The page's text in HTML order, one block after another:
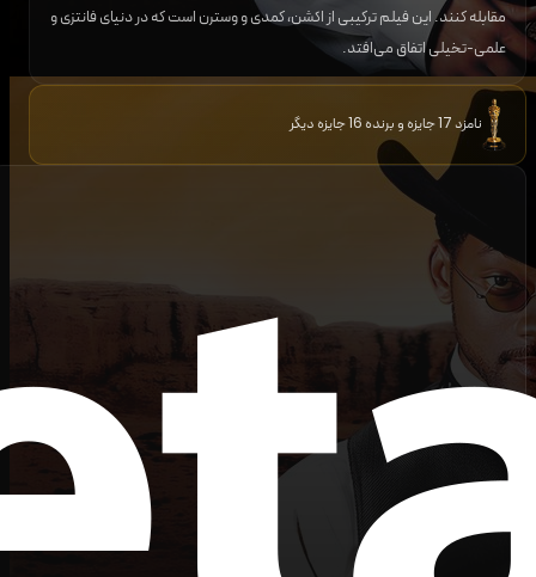
مقابله کنند. این فیلم ترکیبی از اکشن، کمدی و وسترن است که در دنیای فانتزی و
علمی-تخیلی اتفاق می‌افتد.
نامزد 17 جایزه و برنده 16 جایزه دیگر